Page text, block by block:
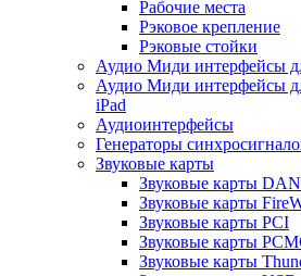
Рабочие места
Рэковое крепление
Рэковые стойки
Аудио Миди интерфейсы
Аудио Миди интерфейсы
iPad
Аудиоинтерфейсы
Генераторы
Звуковые карты
Звуковые карты
Звуковые карты
Звуковые карты PCI
Звуковые карты
Звуковые карты